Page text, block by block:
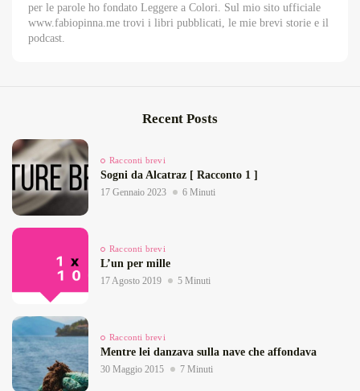
per le parole ho fondato Leggere a Colori. Sul mio sito ufficiale
www.fabiopinna.me trovi i libri pubblicati, le mie brevi storie e il
podcast.
Recent Posts
Racconti brevi
Sogni da Alcatraz [ Racconto 1 ]
17 Gennaio 2023 6 Minuti
Racconti brevi
L’un per mille
17 Agosto 2019 5 Minuti
Racconti brevi
Mentre lei danzava sulla nave che affondava
30 Maggio 2015 7 Minuti